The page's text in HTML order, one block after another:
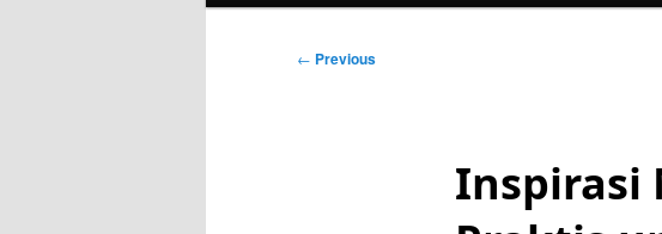
Post
← Previous
Inspirasi